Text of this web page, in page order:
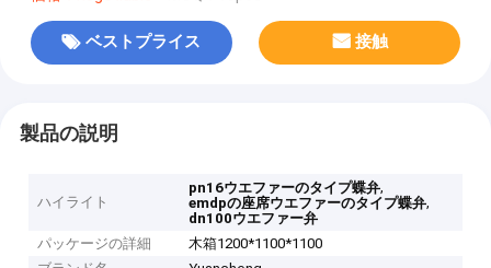
ベストプライス 接触
製品の説明
ハイライト
pn16ウエファーのタイプ蝶弁,
emdpの座席ウエファーのタイプ蝶弁,
dn100ウエファー弁
パッケージの詳細
木箱1200*1100*1100